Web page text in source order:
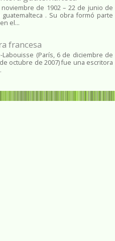
de 1902 – 22 de junio de
. Su obra formó parte
el...
francesa
Labouisse (París, 6 de diciembre de
de octubre de 2007) fue una escritora